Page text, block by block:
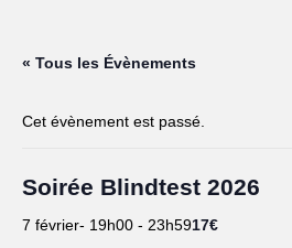
« Tous les Évènements
Cet évènement est passé.
Soirée Blindtest 2026
7 février- 19h00 - 23h5917€